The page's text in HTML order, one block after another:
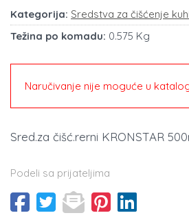
Kategorija: Sredstva za čišćenje
Težina po komadu: 0.575 Kg
Naručivanje nije moguće u
Sred.za čišć.rerni KRONSTAR
Podeli sa prijateljima